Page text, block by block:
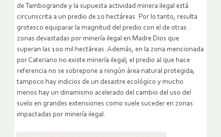
de Tambogrande y la supuesta actividad minera ilegal está
circunscrita a un predio de 10 hectáreas. Por lo tanto, resulta
grotesco equiparar la magnitud del predio con el de otras
zonas devastadas por minería ilegal en Madre Dios que
superan las 100 mil hectáreas. Además, en la zona mencionada
por Cateriano no existe minería ilegal; el predio al que hace
referencia no se sobrepone a ningún área natural protegida;
tampoco hay indicios de un desastre ecológico y mucho
menos hay un dinamismo acelerado del cambio del uso del
suelo en grandes extensiones como suele suceder en zonas
impactadas por minería ilegal.